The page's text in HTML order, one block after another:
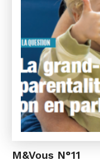
M&Vous N°11